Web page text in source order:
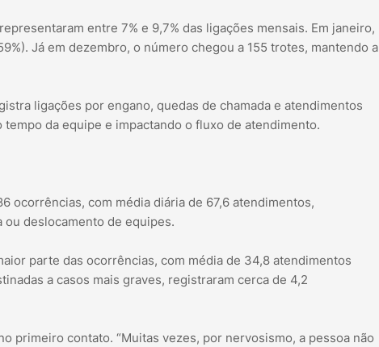
entre 7% e 9,7% das ligações mensais. Em janeiro,
Já em dezembro, o número chegou a 155 trotes, mantendo a
ligações por engano, quedas de chamada e atendimentos
da equipe e impactando o fluxo de atendimento.
ocorrências, com média diária de 67,6 atendimentos,
ou deslocamento de equipes.
parte das ocorrências, com média de 34,8 atendimentos
a casos mais graves, registraram cerca de 4,2
primeiro contato. “Muitas vezes, por nervosismo, a pessoa não